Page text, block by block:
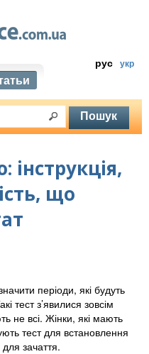
рус укр
інструкція,
що
періоди, які будуть
тест з’явилися зовсім
не всі. Жінки, які мають
тест для встановлення
зачаття.